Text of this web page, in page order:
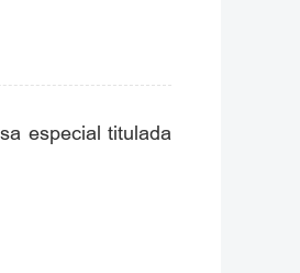
especial titulada